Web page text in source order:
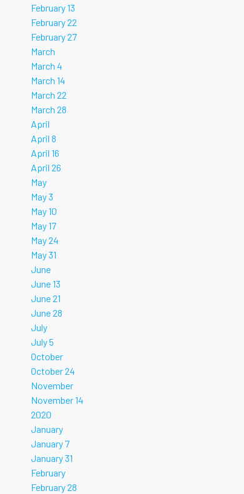
February 13
February 22
February 27
March
March 4
March 14
March 22
March 28
April
April 8
April 16
April 26
May
May 3
May 10
May 17
May 24
May 31
June
June 13
June 21
June 28
July
July 5
October
October 24
November
November 14
2020
January
January 7
January 31
February
February 28